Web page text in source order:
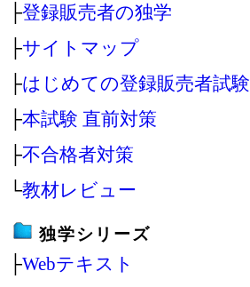
├登録販売者の独学
├サイトマップ
├はじめての登録販売者試験
├本試験 直前対策
├不合格者対策
└教材レビュー
独学シリーズ
├Webテキスト